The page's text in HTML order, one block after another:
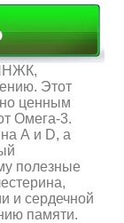
Этот
ценным
Омега-3.
А и D, а
полезные
и сердечной
памяти.